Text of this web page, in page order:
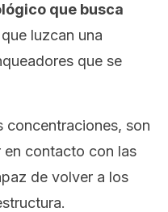
que busca
luzcan una
que se
concentraciones, son
en contacto con las
de volver a los